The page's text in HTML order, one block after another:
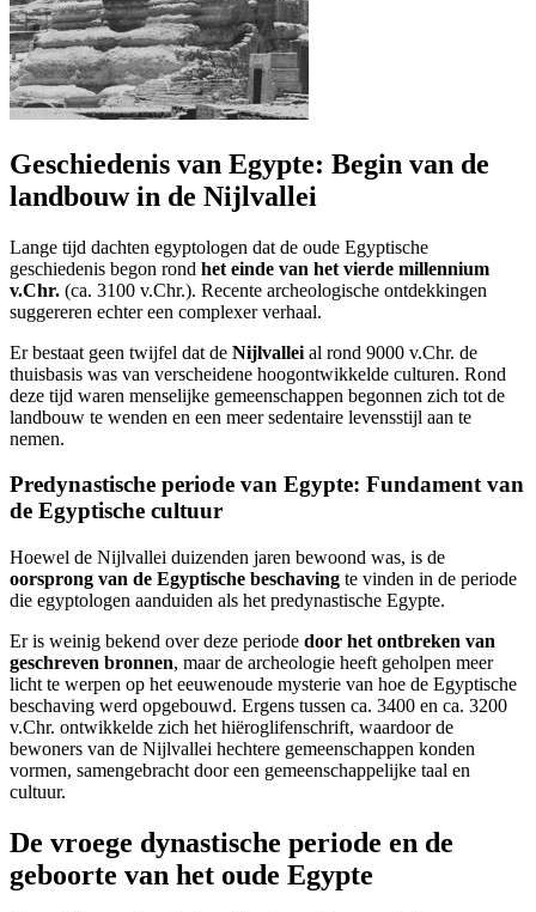
Geschiedenis van Egypte: Begin van de
landbouw in de Nijlvallei
Lange tijd dachten egyptologen dat de oude Egyptische
geschiedenis begon rond het einde van het vierde millennium
v.Chr. (ca. 3100 v.Chr.). Recente archeologische ontdekkingen
suggereren echter een complexer verhaal.
Er bestaat geen twijfel dat de Nijlvallei al rond 9000 v.Chr. de
thuisbasis was van verscheidene hoogontwikkelde culturen. Rond
deze tijd waren menselijke gemeenschappen begonnen zich tot de
landbouw te wenden en een meer sedentaire levensstijl aan te
nemen.
Predynastische periode van Egypte: Fundament van
de Egyptische cultuur
Hoewel de Nijlvallei duizenden jaren bewoond was, is de
oorsprong van de Egyptische beschaving te vinden in de periode
die egyptologen aanduiden als het predynastische Egypte.
Er is weinig bekend over deze periode door het ontbreken van
geschreven bronnen, maar de archeologie heeft geholpen meer
licht te werpen op het eeuwenoude mysterie van hoe de Egyptische
beschaving werd opgebouwd. Ergens tussen ca. 3400 en ca. 3200
v.Chr. ontwikkelde zich het hiëroglifenschrift, waardoor de
bewoners van de Nijlvallei hechtere gemeenschappen konden
vormen, samengebracht door een gemeenschappelijke taal en
cultuur.
De vroege dynastische periode en de
geboorte van het oude Egypte